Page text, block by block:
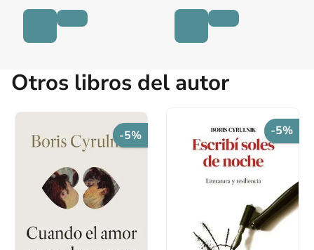
Otros libros del autor
-5% -5%